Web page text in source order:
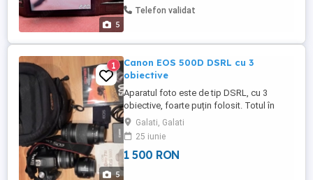
5
MOS Lens mount: 4 3 Metering system: 49
Telefon validat
5
1
Canon EOS 500D DSRL cu 3
obiective
Aparatul foto este de tip DSRL, cu 3
obiective, foarte puțin folosit. Totul în
stare perfectă de funcționare. Se oferă și
geantă de umăr(poate fi purtată și la
brâu). Totul original Canon.
Galati, Galati
25 iunie
1 500 RON